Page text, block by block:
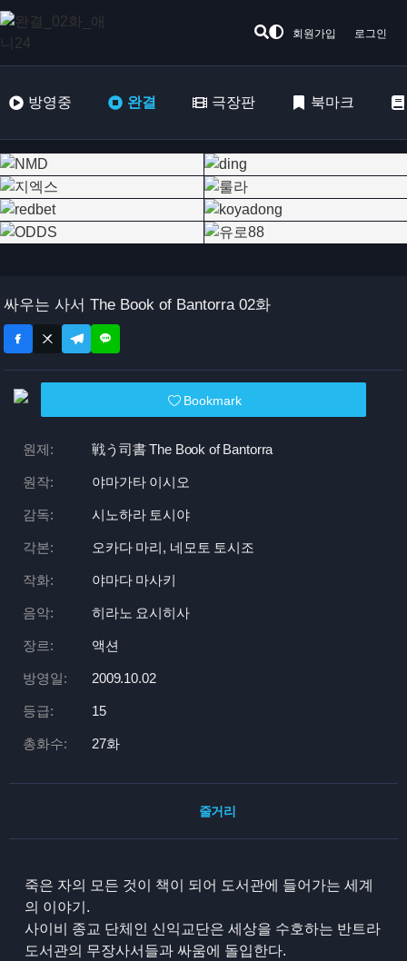
회원가입 로그인
방영중 완결 극장판 북마크
싸우는 사서 The Book of Bantorra 02화
Bookmark
원제: 戦う司書 The Book of Bantorra
원작: 야마가타 이시오
감독: 시노하라 토시야
각본: 오카다 마리, 네모토 토시조
작화: 야마다 마사키
음악: 히라노 요시히사
장르: 액션
방영일: 2009.10.02
등급: 15
총화수: 27화
줄거리
죽은 자의 모든 것이 책이 되어 도서관에 들어가는 세계
의 이야기.
사이비 종교 단체인 신익교단은 세상을 수호하는 반트라
도서관의 무장사서들과 싸움에 돌입한다.